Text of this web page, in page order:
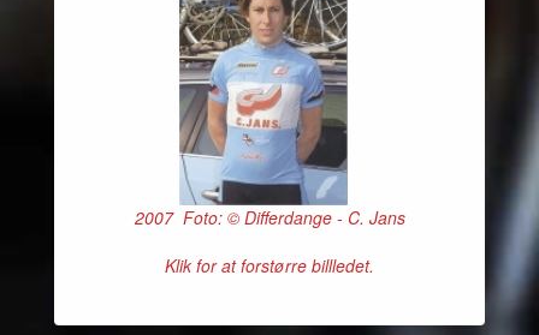
2007 Foto: © Differdange - C. Jans
Klik for at forstørre billledet.